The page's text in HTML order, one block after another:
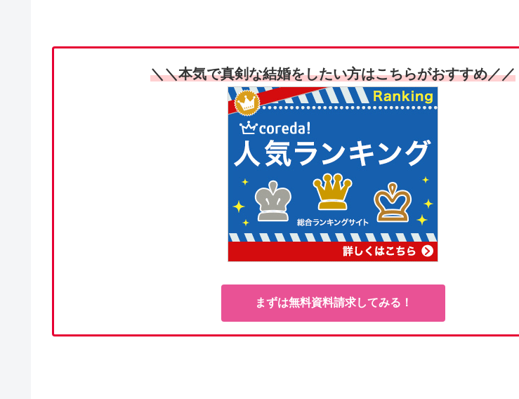
＼＼本気で真剣な結婚をしたい方はこちらがおすすめ／／
まずは無料資料請求してみる！